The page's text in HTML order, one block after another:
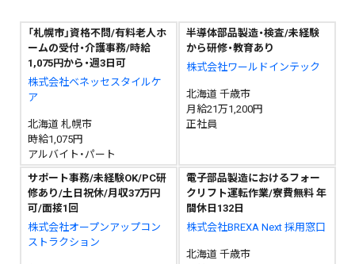
「札幌市」資格不問/有料老人ホ
ームの受付・介護事務/時給
1,075円から・週3日可
株式会社ベネッセスタイルケ
ア
北海道 札幌市
時給1,075円
アルバイト・パート
半導体部品製造・検査/未経験
から研修・教育あり
株式会社ワールドインテック
北海道 千歳市
月給21万1,200円
正社員
サポート事務/未経験OK/PC研
修あり/土日祝休/月収37万円
可/面接1回
株式会社オープンアップコン
ストラクション
電子部品製造におけるフォー
クリフト運転作業/寮費無料 年
間休日132日
株式会社BREXA Next 採用窓口
北海道 千歳市